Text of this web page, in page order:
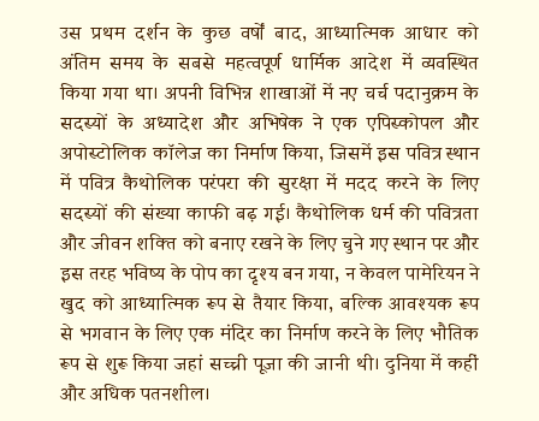
उस प्रथम दर्शन के कुछ वर्षों बाद, आध्यात्मिक आधार को
अंतिम समय के सबसे महत्वपूर्ण धार्मिक आदेश में व्यवस्थित
किया गया था। अपनी विभिन्न शाखाओं में नए चर्च पदानुक्रम के
सदस्यों के अध्यादेश और अभिषेक ने एक एपिस्कोपल और
अपोस्टोलिक कॉलेज का निर्माण किया, जिसमें इस पवित्र स्थान
में पवित्र कैथोलिक परंपरा की सुरक्षा में मदद करने के लिए
सदस्यों की संख्या काफी बढ़ गई। कैथोलिक धर्म की पवित्रता
और जीवन शक्ति को बनाए रखने के लिए चुने गए स्थान पर और
इस तरह भविष्य के पोप का दृश्य बन गया, न केवल पामेरियन ने
खुद को आध्यात्मिक रूप से तैयार किया, बल्कि आवश्यक रूप
से भगवान के लिए एक मंदिर का निर्माण करने के लिए भौतिक
रूप से शुरू किया जहां सच्ची पूजा की जानी थी। दुनिया में कहीं
और अधिक पतनशील।